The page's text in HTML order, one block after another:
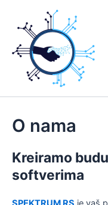
content
O nama
Kreiramo
softverima